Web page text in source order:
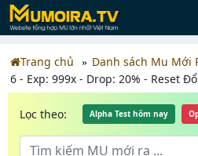
Trang chủ Danh sách Mu Mới
6 - Exp: 999x - Drop: 20% - Reset
Lọc theo: Alpha Test hôm nay